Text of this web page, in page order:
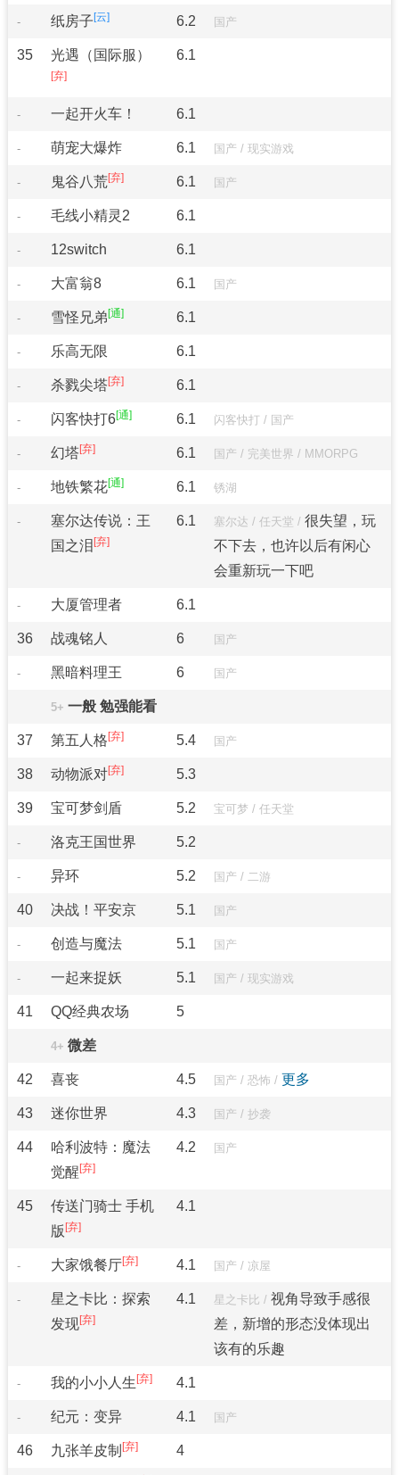
- 纸房子 6.2 国产
35 光遇（国际服） 6.1
- 一起开火车！ 6.1
- 萌宠大爆炸 6.1 国产 / 现实游戏
- 鬼谷八荒 6.1 国产
- 毛线小精灵2 6.1
- 12switch 6.1
- 大富翁8 6.1 国产
- 雪怪兄弟 6.1
- 乐高无限 6.1
- 杀戮尖塔 6.1
- 闪客快打6 6.1 闪客快打 / 国产
- 幻塔 6.1 国产 / 完美世界 / MMORPG
- 地铁繁花 6.1 锈湖
-
塞尔达传说：王
国之泪
6.1 塞尔达 / 任天堂 / 很失望，玩
不下去，也许以后有闲心
会重新玩一下吧
- 大厦管理者 6.1
36 战魂铭人 6 国产
- 黑暗料理王 6 国产
5+ 一般 勉强能看
37 第五人格 5.4 国产
38 动物派对 5.3
39 宝可梦剑盾 5.2 宝可梦 / 任天堂
- 洛克王国世界 5.2
- 异环 5.2 国产 / 二游
40 决战！平安京 5.1 国产
- 创造与魔法 5.1 国产
- 一起来捉妖 5.1 国产 / 现实游戏
41 QQ经典农场 5
4+ 微差
42 喜丧 4.5 国产 / 恐怖 / 更多
43 迷你世界 4.3 国产 / 抄袭
44
哈利波特：魔法
觉醒
4.2 国产
45
传送门骑士 手机
版
4.1
- 大家饿餐厅 4.1 国产 / 凉屋
-
星之卡比：探索
发现
4.1 星之卡比 / 视角导致手感很
差，新增的形态没体现出
该有的乐趣
- 我的小小人生 4.1
- 纪元：变异 4.1 国产
46 九张羊皮制 4